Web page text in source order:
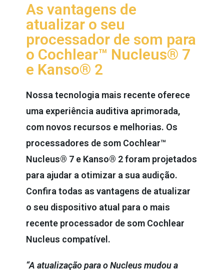
As vantagens de
atualizar o seu
processador de som para
o Cochlear™ Nucleus® 7
e Kanso® 2
Nossa tecnologia mais recente oferece
uma experiência auditiva aprimorada,
com novos recursos e melhorias. Os
processadores de som Cochlear™
Nucleus® 7 e Kanso® 2 foram projetados
para ajudar a otimizar a sua audição.
Confira todas as vantagens de atualizar
o seu dispositivo atual para o mais
recente processador de som Cochlear
Nucleus compatível.
“A atualização para o Nucleus mudou a